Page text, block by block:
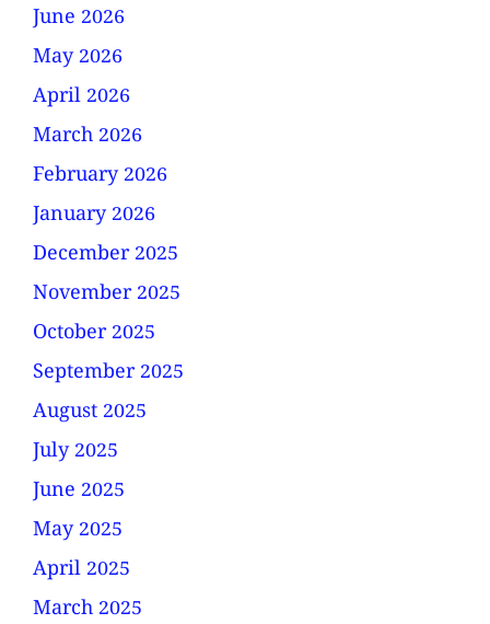
June 2026
May 2026
April 2026
March 2026
February 2026
January 2026
December 2025
November 2025
October 2025
September 2025
August 2025
July 2025
June 2025
May 2025
April 2025
March 2025